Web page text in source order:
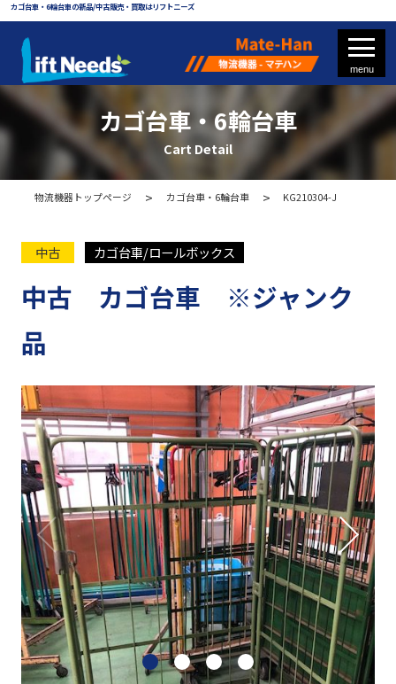
カゴ台車・6輪台車の新品/中古販売・買取はリフトニーズ
フォークリフト
フォークリフト部品
物流機器 - マテハン
メッシュパレット
ネスティングラック
重量・中量ラック
カゴ台車・6輪台車
バンニングスロープ
その他 物流機器
物流機器買取
カゴ台車・6輪台車
Cart Detail
物流機器トップページ カゴ台車・6輪台車 KG210304-J
中古 カゴ台車/ロールボックス
中古 カゴ台車 ※ジャンク
品